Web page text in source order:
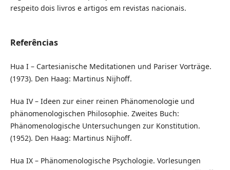
respeito dois livros e artigos em revistas nacionais.
Referências
Hua I – Cartesianische Meditationen und Pariser Vorträge.
(1973). Den Haag: Martinus Nijhoff.
Hua IV – Ideen zur einer reinen Phänomenologie und
phänomenologischen Philosophie. Zweites Buch:
Phänomenologische Untersuchungen zur Konstitution.
(1952). Den Haag: Martinus Nijhoff.
Hua IX – Phänomenologische Psychologie. Vorlesungen